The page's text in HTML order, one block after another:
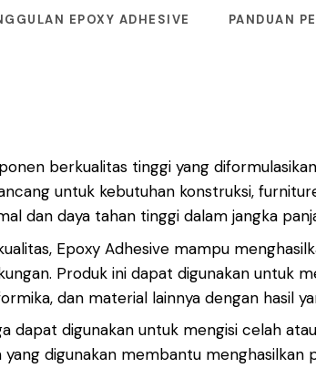
EPOXY ADHESIVE PANDUAN
berkualitas tinggi yang
untuk kebutuhan konstruksi,
dan daya tahan tinggi dalam jangka
Epoxy Adhesive mampu
Produk ini dapat digunakan untuk
dan material lainnya dengan hasil
dapat digunakan untuk mengisi celah
digunakan membantu